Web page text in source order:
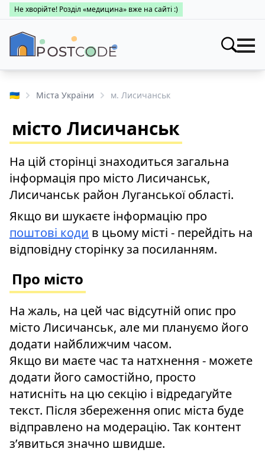
Не хворійте! Розділ «медицина» вже на сайті :)
Індекси
Пошук за областями
Про каталог
Міста України
Заклади
Про поштові індекси
Пошук за областями
Медицина
Про поштові індекси
Пошук за областями
👤 Особистий кабінет
🇺🇦 Міста України м. Лисичанськ
місто Лисичанськ
На цій сторінці знаходиться загальна
інформація про місто Лисичанськ,
Лисичанськ район Луганської області.
Якщо ви шукаєте інформацію про
поштові коди в цьому місті - перейдіть на
відповідну сторінку за посиланням.
Про місто
На жаль, на цей час відсутній опис про
місто Лисичанськ, але ми плануємо його
додати найближчим часом.
Якщо ви маєте час та натхнення - можете
додати його самостійно, просто
натисніть на цю секцію і відредагуйте
текст. Після збереження опис міста буде
відправлено на модерацію. Так контент
зʼявиться значно швидше.